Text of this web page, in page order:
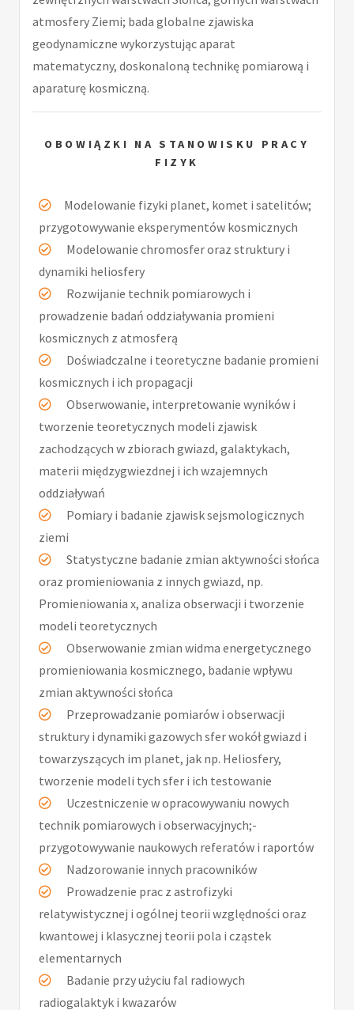
atmosfery Ziemi; bada globalne zjawiska
geodynamiczne wykorzystując aparat
matematyczny, doskonaloną technikę pomiarową i
aparaturę kosmiczną.
OBOWIĄZKI NA STANOWISKU PRACY
FIZYK
Modelowanie fizyki planet, komet i satelitów;
przygotowywanie eksperymentów kosmicznych
Modelowanie chromosfer oraz struktury i
dynamiki heliosfery
Rozwijanie technik pomiarowych i
prowadzenie badań oddziaływania promieni
kosmicznych z atmosferą
Doświadczalne i teoretyczne badanie promieni
kosmicznych i ich propagacji
Obserwowanie, interpretowanie wyników i
tworzenie teoretycznych modeli zjawisk
zachodzących w zbiorach gwiazd, galaktykach,
materii międzygwiezdnej i ich wzajemnych
oddziaływań
Pomiary i badanie zjawisk sejsmologicznych
ziemi
Statystyczne badanie zmian aktywności słońca
oraz promieniowania z innych gwiazd, np.
Promieniowania x, analiza obserwacji i tworzenie
modeli teoretycznych
Obserwowanie zmian widma energetycznego
promieniowania kosmicznego, badanie wpływu
zmian aktywności słońca
Przeprowadzanie pomiarów i obserwacji
struktury i dynamiki gazowych sfer wokół gwiazd i
towarzyszących im planet, jak np. Heliosfery,
tworzenie modeli tych sfer i ich testowanie
Uczestniczenie w opracowywaniu nowych
technik pomiarowych i obserwacyjnych;-
przygotowywanie naukowych referatów i raportów
Nadzorowanie innych pracowników
Prowadzenie prac z astrofizyki
relatywistycznej i ogólnej teorii względności oraz
kwantowej i klasycznej teorii pola i cząstek
elementarnych
Badanie przy użyciu fal radiowych
radiogalaktyk i kwazarów